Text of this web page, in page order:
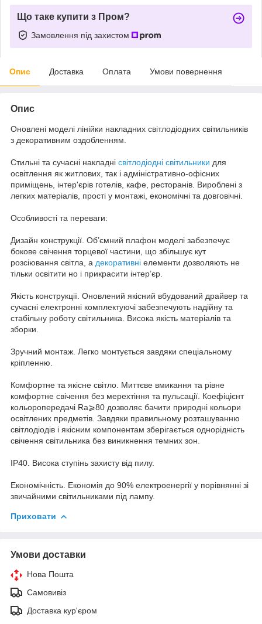
Що таке купити з Пром?
Замовлення під захистом
Опис Доставка Оплата Умови повернення
Опис
Оновлені моделі лінійки накладних світлодіодних світильників
з декоративним оздобленням.
Стильні та сучасні накладні світлодіодні світильники для
освітлення як житлових, так і адміністративно-офісних
приміщень, інтер'єрів готелів, кафе, ресторанів. Вироблені з
легких матеріалів, прості у монтажі, економічні та довговічні.
Особливості та переваги:
Дизайн конструкції. Об’ємний плафон моделі забезпечує
бокове свічення торцевої частини, що збільшує кут
розсіювання світла, а декоративні елементи дозволяють не
тільки освітити но і прикрасити інтер’єр.
Якість конструкції. Оновлений якісний вбудований драйвер та
сучасні електронні комплектуючі забезпечують надійну та
стабільну роботу світильника. Висока якість матеріалів та
зборки.
Зручний монтаж. Легко монтується завдяки спеціальному
кріпленню.
Комфортне та якісне світло. Миттєве вмикання та рівне
комфортне свічення без мерехтіння та пульсації. Коефіцієнт
кольоропередачі Ra⩾80 дозволяє бачити природні кольори
освітлених предметів. Завдяки правильному розташуванню
світлодіодів і якісним компонентам зберігається однорідність
свічення світильника без виникнення темних зон.
ІР40. Висока ступінь захисту від пилу.
Економічність. Економія до 90% електроенергії у порівнянні зі
звичайними світильниками під лампу.
Приховати
Умови доставки
Нова Пошта
Самовивіз
Доставка кур'єром